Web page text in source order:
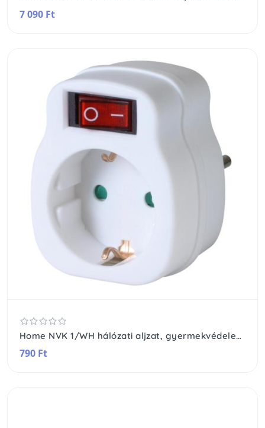
7 090 Ft
Home NVK 1/WH hálózati aljzat, gyermekvédelemmel ellátva, kapcsolós, IP20 kivitel, max. 3680W, fehér
790 Ft